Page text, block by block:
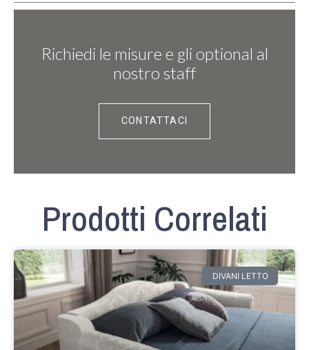
Richiedi le misure e gli optional al
nostro staff
CONTATTACI
Prodotti Correlati
DIVANI LETTO